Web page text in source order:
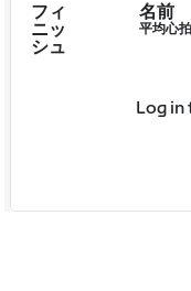
フィ
ニッ
シュ
名前
平均心
Log in